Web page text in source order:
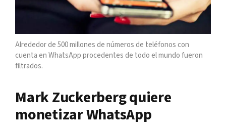
Alrededor de 500 millones de números de teléfonos con
cuenta en WhatsApp procedentes de todo el mundo fueron
filtrados.
Mark Zuckerberg quiere
monetizar WhatsApp